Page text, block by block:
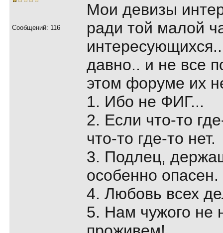
Сообщений: 116
Мои девизы
ради той малой
давно.. и не все
этом форуме их
1. Ибо не ФИГ...
2. Если что-то
что-то где-то нет.
3. Подлец,
особенно опасен.
4. Любовь всех
5. Нам чужого не